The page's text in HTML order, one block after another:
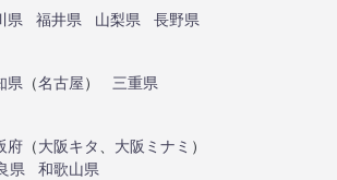
県 福井県 山梨県
長野県
県 （名古屋）
三重県
府 （大阪キタ 大阪ミナミ ）
県
和歌山県